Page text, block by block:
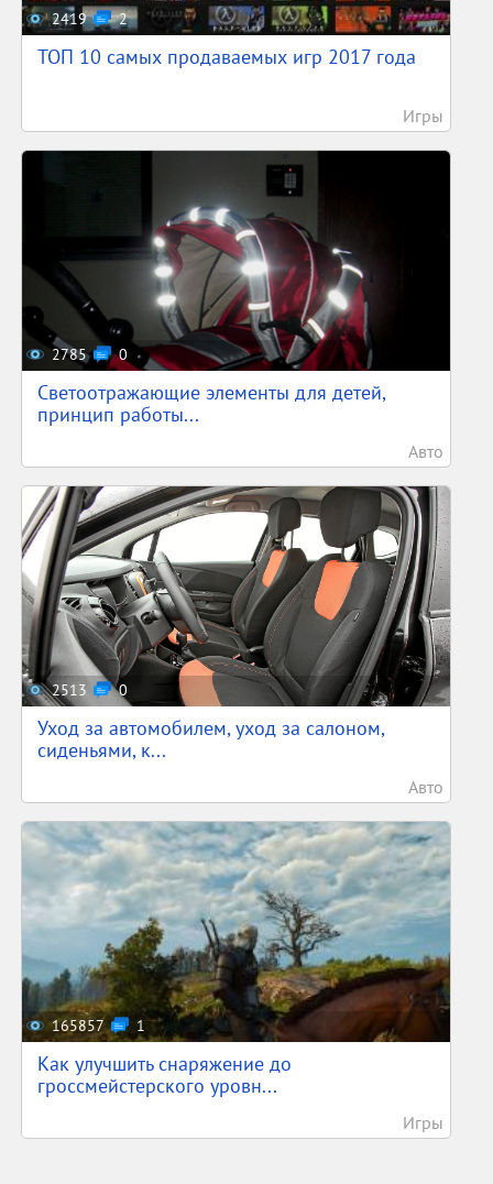
2419 2
ТОП 10 самых продаваемых игр 2017 года
Игры
2785 0
Светоотражающие элементы для детей,
принцип работы...
Авто
2513 0
Уход за автомобилем, уход за салоном,
сиденьями, к...
Авто
165857 1
Как улучшить снаряжение до
гроссмейстерского уровн...
Игры